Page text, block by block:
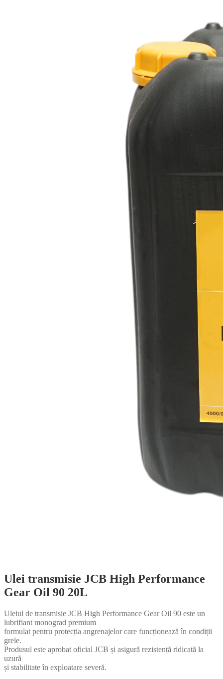
Ulei transmisie JCB High Performance
Gear Oil 90 20L
Uleiul de transmisie JCB High Performance Gear Oil 90 este un
lubrifiant monograd premium
formulat pentru protecția angrenajelor care funcționează în condiții
grele.
Produsul este aprobat oficial JCB și asigură rezistență ridicată la
uzură
și stabilitate în exploatare severă.